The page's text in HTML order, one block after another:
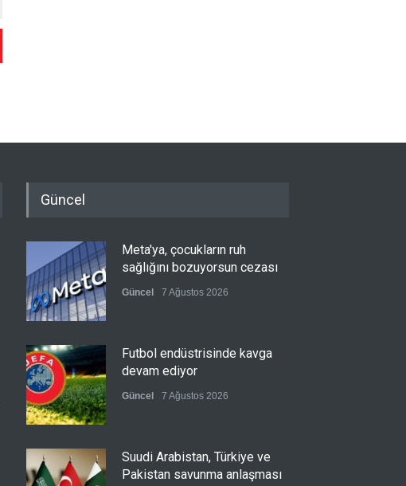
Güncel
Meta'ya, çocukların ruh
sağlığını bozuyorsun cezası
Güncel 7 Ağustos 2026
Futbol endüstrisinde kavga
devam ediyor
Güncel 7 Ağustos 2026
Suudi Arabistan, Türkiye ve
Pakistan savunma anlaşması